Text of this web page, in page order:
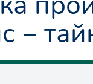
‒